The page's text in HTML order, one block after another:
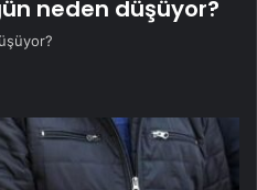
neden düşüyor?